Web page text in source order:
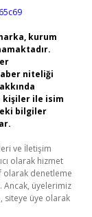
kurum
niteliği
kişiler ile isim
bilgiler
ve İletişim
olarak hizmet
olarak denetleme
Ancak, üyelerimiz
siteye üye olarak